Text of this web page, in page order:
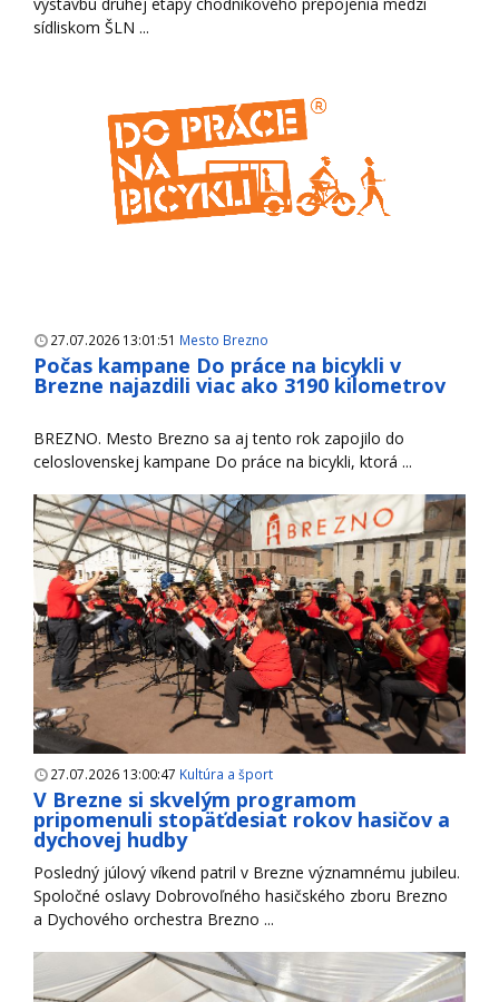
sídliskom ŠLN ...
27.07.2026 13:01:51 Mesto Brezno
Počas kampane Do práce na bicykli v
Brezne najazdili viac ako 3190 kilometrov
BREZNO. Mesto Brezno sa aj tento rok zapojilo do
celoslovenskej kampane Do práce na bicykli, ktorá ...
27.07.2026 13:00:47 Kultúra a šport
V Brezne si skvelým programom
pripomenuli stopäťdesiat rokov hasičov a
dychovej hudby
Posledný júlový víkend patril v Brezne významnému jubileu.
Spoločné oslavy Dobrovoľného hasičského zboru Brezno
a Dychového orchestra Brezno ...